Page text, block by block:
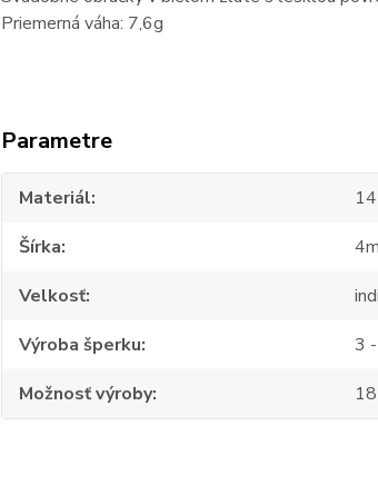
Priemerná váha: 7,6g
Parametre
Materiál
Šírka
Velkosť
Výroba šperku
3
Možnosť výroby